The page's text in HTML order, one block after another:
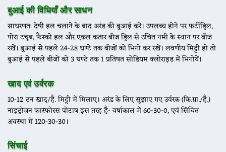
बुआई की विधियाँ और साधन
साधरणतः देषी हल चलाने के बाद अरंड की बुआई करें। उपलब्ध होने पर फर्टीड्रिल,
पोरा टचूब, फैस्को हल और एकल कतार बीज ड्रिल से उचित नमी के स्थान पर बीज
रखें। बुआई से पहले 24-28 घण्टे तक बीजों को भिगो कर रखें। लवणीय मिट्टी हो तो
बुआई से पहले बीजों को 3 घण्टे तक 1 प्रतिषत सोडियम क्लोराइड में भिगोयें।
खाद एवं उर्वरक
10-12 टन खाद/है. मिट्टी में मिलाए। अरंड के लिए सुझाए गए उर्वरक (कि.ग्रा./है.)
नाइट्रोजन फास्फोरस पोटाष इस तरह है- वर्षाकाल में 60-30-0, एवं सिंचित
अवस्था में 120-30-30।
सिंचाई